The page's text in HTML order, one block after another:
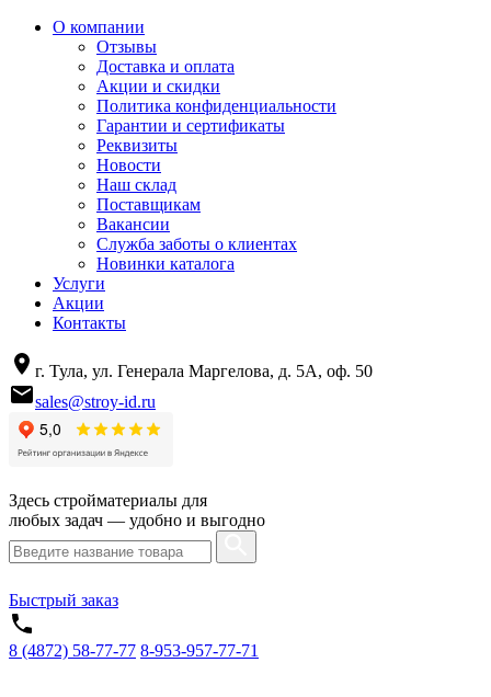
О компании
Отзывы
Доставка и оплата
Акции и скидки
Политика конфиденциальности
Гарантии и сертификаты
Реквизиты
Новости
Наш склад
Поставщикам
Вакансии
Служба заботы о клиентах
Новинки каталога
Услуги
Акции
Контакты
г. Тула, ул. Генерала Маргелова, д. 5А, оф. 50
sales@stroy-id.ru
Здесь стройматериалы для
любых задач — удобно и выгодно
Быстрый заказ
8 (4872) 58-77-77 8-953-957-77-71